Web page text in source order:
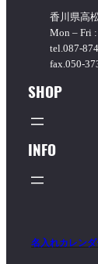
香川県高
Mon – Fri
tel.087-
fax.050-
SHOP
INFO
名入れカレン